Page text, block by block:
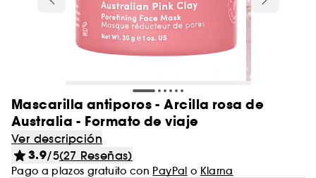
Mascarilla antiporos - Arcilla rosa de
Australia - Formato de viaje
Ver descripción
3.9/5(27 Reseñas)
Pago a plazos gratuito con PayPal o Klarna